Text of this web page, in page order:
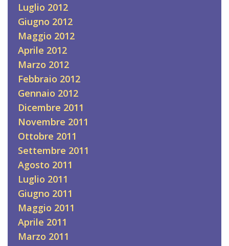
Luglio 2012
Giugno 2012
Maggio 2012
Aprile 2012
Marzo 2012
Febbraio 2012
Gennaio 2012
Dicembre 2011
Novembre 2011
Ottobre 2011
Settembre 2011
Agosto 2011
Luglio 2011
Giugno 2011
Maggio 2011
Aprile 2011
Marzo 2011